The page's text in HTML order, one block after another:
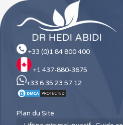
+33 (0)1 84 800 400
+1 437-880-3675
+33 6 35 23 57 12
Plan du Site